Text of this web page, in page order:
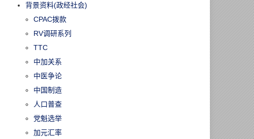
背景资料(政经社会)
CPAC拨款
RV调研系列
TTC
中加关系
中医争论
中国制造
人口普查
党魁选举
加元汇率